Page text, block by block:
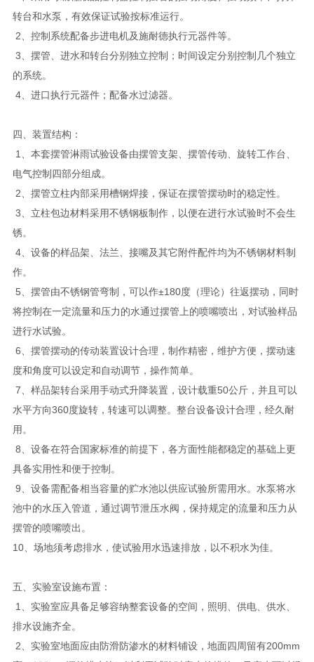
转台和水泵，有效保证试验按标准运行。
2、控制系统配备步进电机及施耐德执行元器件等。
3、摆管、进水和转台分别独立控制；时间设定分别控制几个独立
的系统。
4、进口执行元器件；配备水过滤器。
四、装置结构：
1、本套摆管淋雨试验设备由摆管支架、摆管传动、旋转工作台、
电气控制四部分组成。
2、摆管立柱内部采用槽钢焊接，保证在摆管摆动时的稳定性。
3、立柱包边材料采用不锈钢板制作，以便在进行水试验时不会生
锈。
4、设备的样品架、法兰、接嘴及其它附件配件均为不锈钢材料制
作。
5、摆管由不锈钢管弯制，可以作±180度（理论）往返摆动，同时
将控制在一定流量和压力的水通过摆管上的喷嘴喷出，对试验样品
进行水试验。
6、摆管摆动的传动装置设计合理，制作精密，维护方便，摆动速
度和角度可以设定和自动调节，操作简单。
7、样品架转台采用手动式升降装置，设计载重50公斤，并且可以
水平方向360度旋转，转速可以调整。整台设备设计合理，经久耐
用。
8、设备在符合国家标准的前提下，各方面性能都稳定的基础上更
具备实用性和便于控制。
9、设备需配备相当容量的贮水池以供应试验所需用水。水泵将水
池中的水压入管道，通过调节泄压水阀，保持规定的流量和压力从
摆管的喷嘴喷出。
10、场地须考虑排水，使试验用水迅速排放，以不积水为佳。
五、实验室设施布置：
1、实验室应具备足够容纳整套设备的空间，照明、供电、供水、
排水设施齐全。
2、实验室地面应由防滑防渗水的材料铺设，地面四周留有200mm